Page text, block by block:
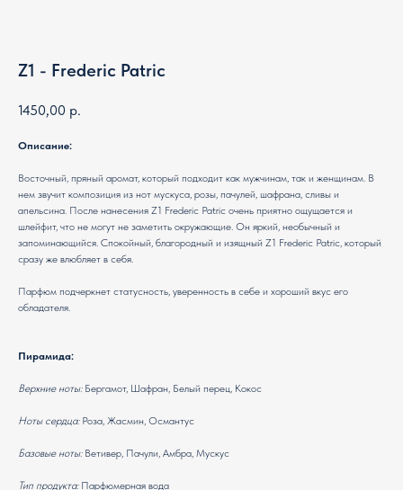
Z1 - Frederic Patric
1450,00 р.
Описание:
Восточный, пряный аромат, который подходит как мужчинам, так и женщинам. В
нем звучит композиция из нот мускуса, розы, пачулей, шафрана, сливы и
апельсина. После нанесения Z1 Frederic Patric очень приятно ощущается и
шлейфит, что не могут не заметить окружающие. Он яркий, необычный и
запоминающийся. Спокойный, благородный и изящный Z1 Frederic Patric, который
сразу же влюбляет в себя.
Парфюм подчеркнет статусность, уверенность в себе и хороший вкус его
обладателя.
Пирамида:
Верхние ноты:Бергамот, Шафран, Белый перец, Кокос
Ноты сердца: Роза, Жасмин, Османтус
Базовые ноты:Ветивер, Пачули, Амбра, Мускус
Тип продукта:Парфюмерная вода